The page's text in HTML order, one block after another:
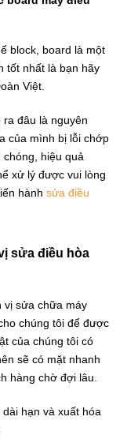
block, board là một
tốt nhất là bạn hãy
Việt.
ra đâu là nguyên
của mình bị lỗi chớp
hiệu quả
xử lý được vui lòng
hànhsửa điều
sửa điều hòa
vị sửa chữa máy
chúng tôi để được
của chúng tôi có
sẽ có mặt nhanh
hàng chờ đợi lâu.
hạn và xuất hóa